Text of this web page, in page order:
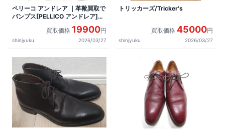
ペリーコ アンドレア ｜革靴買取で
パンプス[PELLICO アンドレア]を
買取価格 19900円
shinjyuku 2026/03/27
トリッカーズ/Tricker's
買取価格 45000円
shinjyuku 2026/03/27